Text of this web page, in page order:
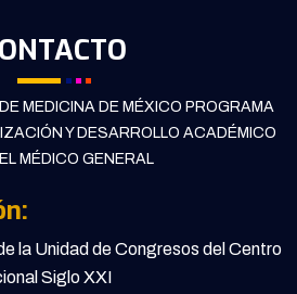
MEDICINA DE MÉXICO PROGRAMA
Y DESARROLLO ACADÉMICO
MÉDICO GENERAL
la Unidad de Congresos del Centro
Siglo XXI